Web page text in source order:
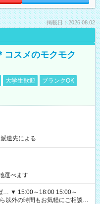
掲載日：2026.08.02
コスメのモクモク
大学生歓迎
ブランクOK
遣先による
選べます